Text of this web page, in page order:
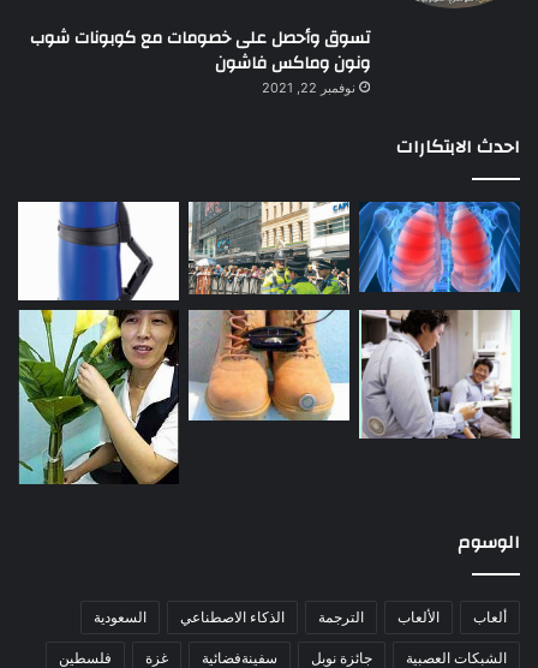
تسوق وأحصل على خصومات مع كوبونات شوب
ونون وماكس فاشون
نوفمبر 22, 2021
احدث الابتكارات
الوسوم
ألعاب الألعاب الترجمة الذكاء الاصطناعي السعودية
الشبكات العصبية جائزة نوبل سفينةفضائية غزة فلسطين